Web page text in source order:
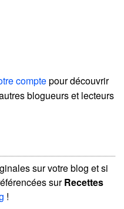
comptepour découvrir
blogueurs et lecteurs
sur votre blog et si
surRecettes
!